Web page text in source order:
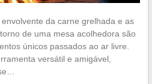
da carne grelhada e as
de uma mesa acolhedora são
únicos passados ao ar livre.
versátil e amigável,